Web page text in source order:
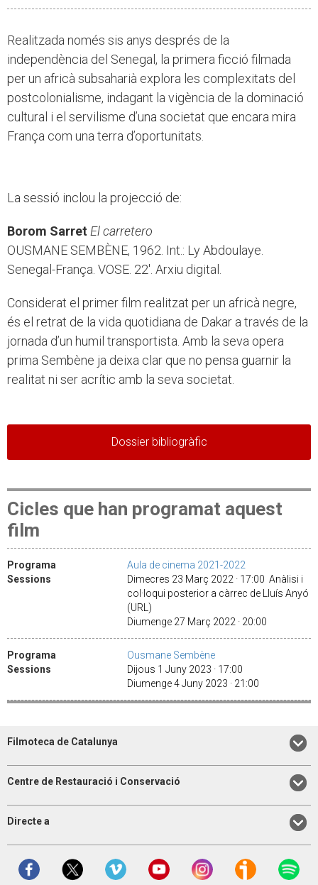
Realitzada només sis anys després de la
independència del Senegal, la primera ficció filmada
per un africà subsaharià explora les complexitats del
postcolonialisme, indagant la vigència de la dominació
cultural i el servilisme d’una societat que encara mira
França com una terra d’oportunitats.
La sessió inclou la projecció de:
Borom Sarret El carretero
OUSMANE SEMBÈNE, 1962. Int.: Ly Abdoulaye.
Senegal-França. VOSE. 22'. Arxiu digital.
Considerat el primer film realitzat per un africà negre,
és el retrat de la vida quotidiana de Dakar a través de la
jornada d’un humil transportista. Amb la seva opera
prima Sembène ja deixa clar que no pensa guarnir la
realitat ni ser acrític amb la seva societat.
Dossier bibliogràfic
Cicles que han programat aquest
film
Programa
Aula de cinema 2021-2022
Sessions
Dimecres 23 Març 2022 · 17:00 Anàlisi i
col·loqui posterior a càrrec de Lluís Anyó
(URL)
Diumenge 27 Març 2022 · 20:00
Programa
Ousmane Sembène
Sessions
Dijous 1 Juny 2023 · 17:00
Diumenge 4 Juny 2023 · 21:00
Filmoteca de Catalunya
Centre de Restauració i Conservació
Directe a